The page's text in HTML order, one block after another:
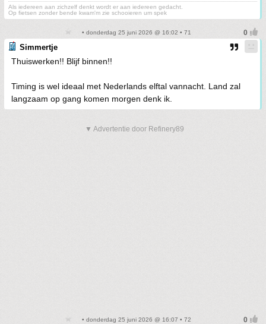
Als iedereen aan zichzelf denkt wordt er aan iedereen gedacht.
Op fietsen zonder bende kwam'm zie schooieren um spek
• donderdag 25 juni 2026 @ 16:02 • 71
Simmertje
Thuiswerken!! Blijf binnen!!
Timing is wel ideaal met Nederlands elftal vannacht. Land zal
langzaam op gang komen morgen denk ik.
▼ Advertentie door Refinery89
• donderdag 25 juni 2026 @ 16:07 • 72